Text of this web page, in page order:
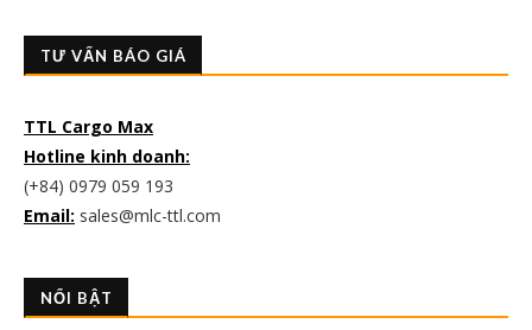
TƯ VẤN BÁO GIÁ
TTL Cargo Max
Hotline kinh doanh:
(+84) 0979 059 193
Email: sales@mlc-ttl.com
NỔI BẬT